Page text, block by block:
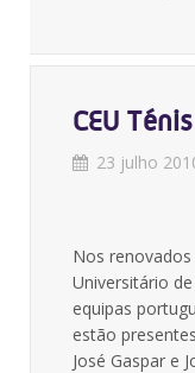
CEU
23 julho
Nos
Universitário
equipas
estão
José Gaspar e